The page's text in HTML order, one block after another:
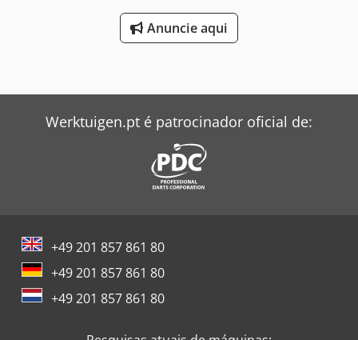
mm Codpfx Aaoibd S Rjvjha -Peso: 65 kg
Anuncie aqui
Werktuigen.pt é patrocinador oficial de:
+49 201 857 861 80
+49 201 857 861 80
+49 201 857 861 80